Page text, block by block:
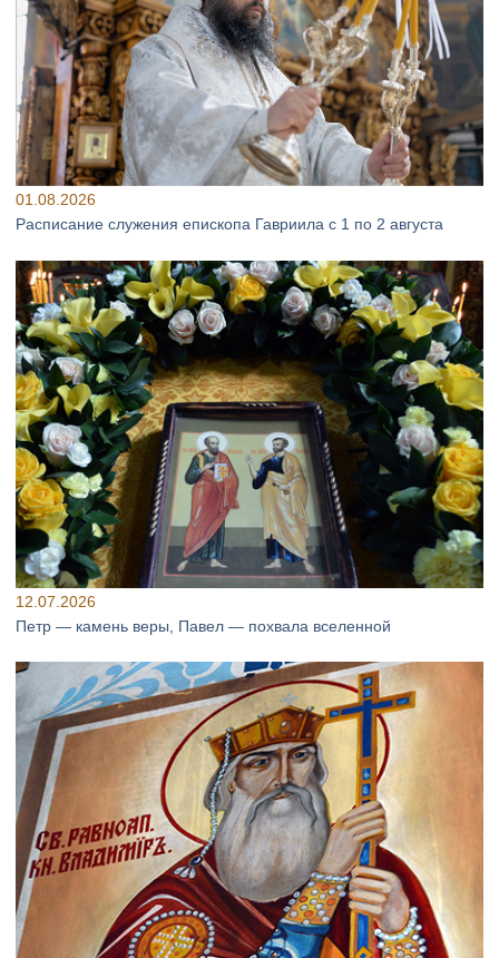
01.08.2026
Расписание служения епископа Гавриила с 1 по 2 августа
12.07.2026
Петр — камень веры, Павел — похвала вселенной